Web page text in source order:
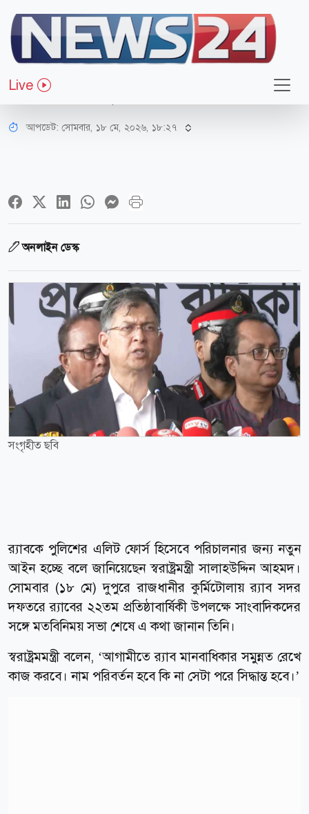
Live
জাতীয়
পুলিশের এলিট ফোর্স হিসেবে থাকবে
র‌্যাব, হচ্ছে নতুন আইন: স্বরাষ্ট্রমন্ত্রী
আপডেট: সোমবার, ১৮ মে, ২০২৬, ১৮:২৭
অনলাইন ডেস্ক
সংগৃহীত ছবি
র‌্যাবকে পুলিশের এলিট ফোর্স হিসেবে পরিচালনার জন্য নতুন
আইন হচ্ছে বলে জানিয়েছেন স্বরাষ্ট্রমন্ত্রী সালাহউদ্দিন আহমদ।
সোমবার (১৮ মে) দুপুরে রাজধানীর কুর্মিটোলায় র‌্যাব সদর
দফতরে র‌্যাবের ২২তম প্রতিষ্ঠাবার্ষিকী উপলক্ষে সাংবাদিকদের
সঙ্গে মতবিনিময় সভা শেষে এ কথা জানান তিনি।
স্বরাষ্ট্রমমন্ত্রী বলেন, ‘আগামীতে র‌্যাব মানবাধিকার সমুন্নত রেখে
কাজ করবে। নাম পরিবর্তন হবে কি না সেটা পরে সিদ্ধান্ত হবে।’